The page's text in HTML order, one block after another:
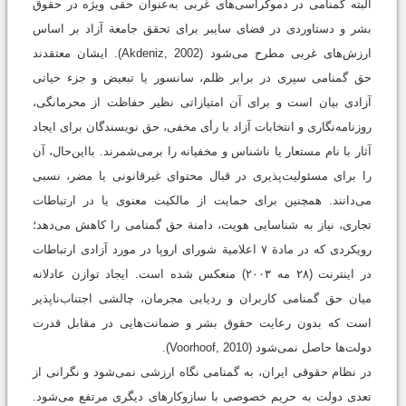
البته گمنامی در دموکراسی‌های غربی به‌عنوان حقی ویژه در حقوق
بشر و دستاوردی در فضای سایبر برای تحقق جامعة آزاد بر اساس
ارزش‌های غربی مطرح می‌شود (Akdeniz, 2002). ایشان معتقدند
حق گمنامی سپری در برابر ظلم، سانسور یا تبعیض و جزء حیاتی
آزادی بیان است و برای آن امتیازاتی نظیر حفاظت از محرمانگی،
روزنامه‌نگاری و انتخابات آزاد با رأی مخفی، حق نویسندگان برای ایجاد
آثار با نام مستعار یا ناشناس و مخفیانه را برمی‌شمرند. بااین‌حال، آن
را برای مسئولیت‌پذیری در قبال محتوای غیرقانونی یا مضر، نسبی
می‌دانند. همچنین برای حمایت از مالکیت معنوی یا در ارتباطات
تجاری، نیاز به شناسایی هویت، دامنة حق گمنامی را کاهش می‌دهد؛
رویکردی که در مادة ۷ اعلامیة شورای اروپا در مورد آزادی ارتباطات
در اینترنت (۲۸ مه ۲۰۰۳) منعکس شده است. ایجاد توازن عادلانه
میان حق گمنامی کاربران و ردیابی مجرمان، چالشی اجتناب‌ناپذیر
است که بدون رعایت حقوق بشر و ضمانت‌هایی در مقابل قدرت
دولت‌ها حاصل نمی‌شود (Voorhoof, 2010).
در نظام حقوقی ایران، به گمنامی نگاه ارزشی نمی‌شود و نگرانی از
تعدی دولت به حریم خصوصی با سازوکارهای دیگری مرتفع می‌شود.